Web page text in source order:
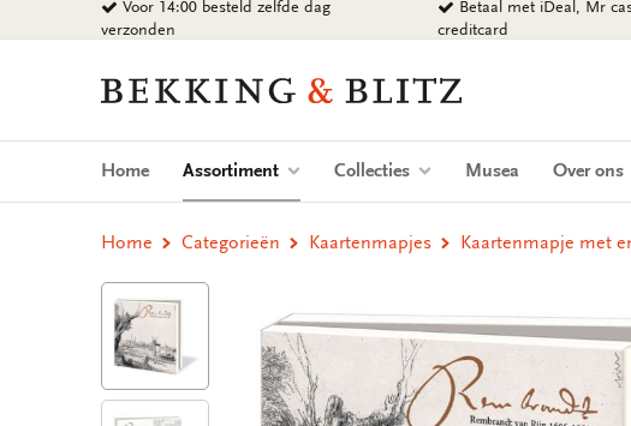
naar
Voor 14:00 besteld zelfde dag
verzonden
Betaal met iDeal, Mr
creditcard
Bekking
Blitz
Uitgevers
Home Assortiment (current)Collecties Musea Over ons
Home Categorieën Kaartenmapjes Kaartenmapje met